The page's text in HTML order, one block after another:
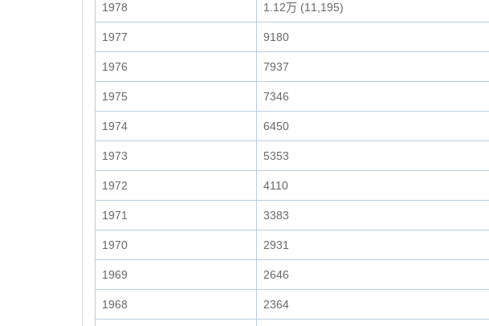
1978 1.12万 (11,195)
1977 9180
1976 7937
1975 7346
1974 6450
1973 5353
1972 4110
1971 3383
1970 2931
1969 2646
1968 2364